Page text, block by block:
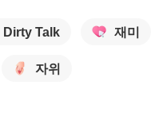
Dirty Talk 재미
자위